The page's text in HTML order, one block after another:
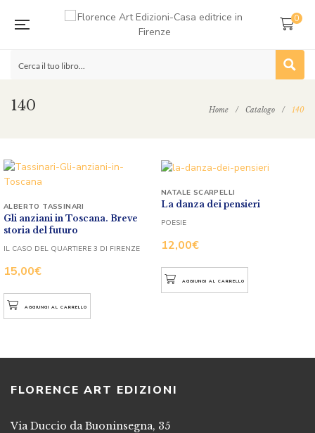
0
140 Home / Catalogo / 140
Gli anziani in Toscana. Breve
storia del futuro
15,00€
ALBERTO TASSINARI
IL CASO DEL QUARTIERE 3 DI FIRENZE
AGGIUNGI AL CARRELLO
La danza dei pensieri
12,00€
NATALE SCARPELLI
POESIE
AGGIUNGI AL CARRELLO
FLORENCE ART EDIZIONI
Via Duccio da Buoninsegna, 35